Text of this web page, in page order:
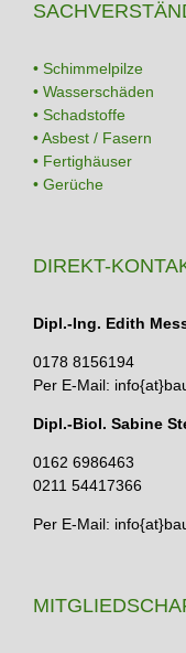
• Schimmelpilze
• Wasserschäden
• Schadstoffe
• Asbest / Fasern
• Fertighäuser
• Gerüche
DIREKT-
Dipl.-Ing. Edith
0178 8156194
Per E-Mail:
Dipl.-Biol. Sabine
0162 6986463
0211 54417366
Per E-Mail: